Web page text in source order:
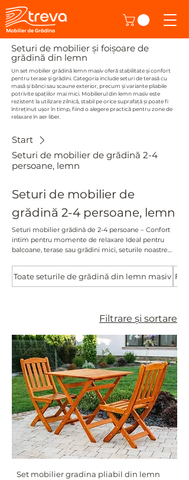
Seturi de mobilier și foișoare de
grădină din lemn
Un set mobilier grădină lemn masiv oferă stabilitate și confort
pentru terase și grădini. Categoria include seturi de terasă cu
masă și bănci sau scaune exterior, precum și variante pliabile
potrivite spațiilor mai mici. Mobilierul din lemn masiv este
rezistent la utilizare zilnică, stabil pe orice suprafață și poate fi
întreținut ușor în timp, fiind o alegere practică pentru zone de
relaxare în aer liber.
Start
Seturi de mobilier de grădină 2-4
persoane, lemn
Seturi de mobilier de
grădină 2-4 persoane, lemn
Seturi mobilier grădină de 2-4 persoane – Confort
intim pentru momente de relaxare Ideal pentru
balcoane, terase sau grădini mici, seturile noastre
Compacte și confortabile, aceste seturi sunt
Toate seturile de grădină din lemn masiv
Filtrare și sortare
Set mobilier gradina pliabil din lemn